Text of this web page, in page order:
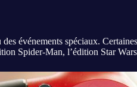
événements spéciaux.
Spider-Man, l’édition Star